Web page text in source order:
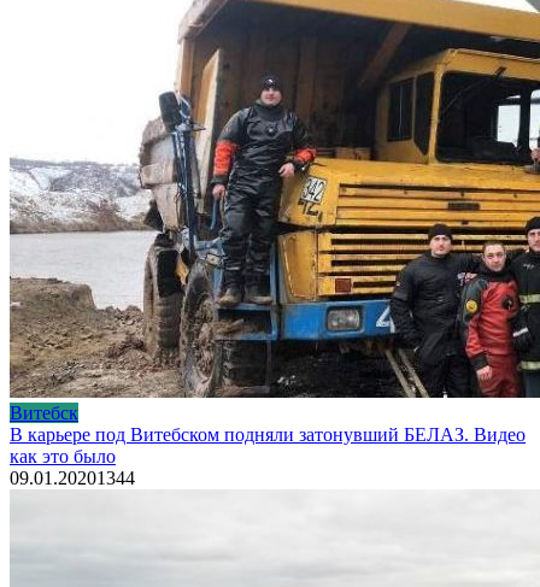
Витебск
В карьере под Витебском подняли затонувший БЕЛАЗ. Видео
как это было
09.01.20201344